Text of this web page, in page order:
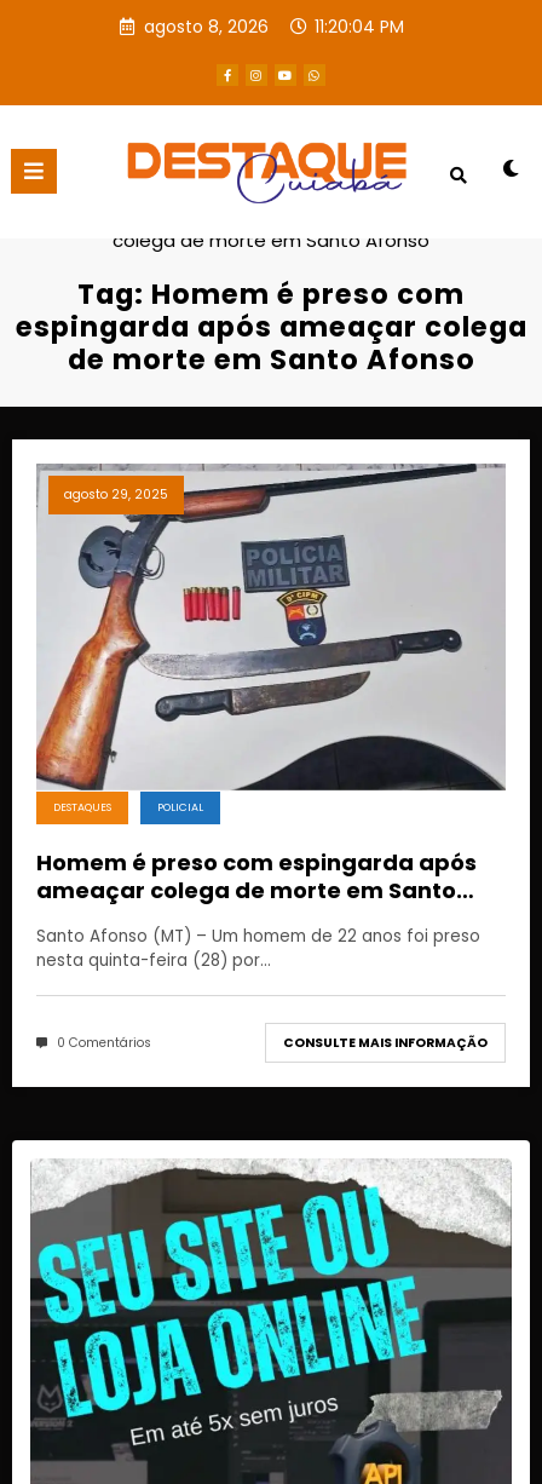
agosto 8, 2026 11:20:05 PM
Página inicial
colega de morte em Santo Afonso
Tag: Homem é preso com
espingarda após ameaçar colega
de morte em Santo Afonso
agosto 29, 2025
DESTAQUES POLICIAL
Homem é preso com espingarda após
ameaçar colega de morte em Santo
Santo Afonso (MT) – Um homem de 22 anos foi preso
nesta quinta-feira (28) por…
0 Comentários CONSULTE MAIS INFORMAÇÃO